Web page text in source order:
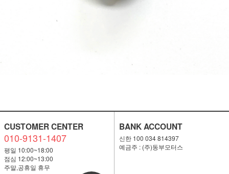
CUSTOMER CENTER
010-9131-1407
평일 10:00~18:00
점심 12:00~13:00
주말,공휴일 휴무
BANK ACCOUNT
신한 100 034 814397
예금주 : (주)동부모터스